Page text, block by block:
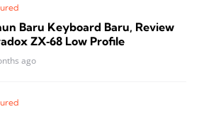
Baru Keyboard Baru, Review
ZX‑68 Low Profile
ago